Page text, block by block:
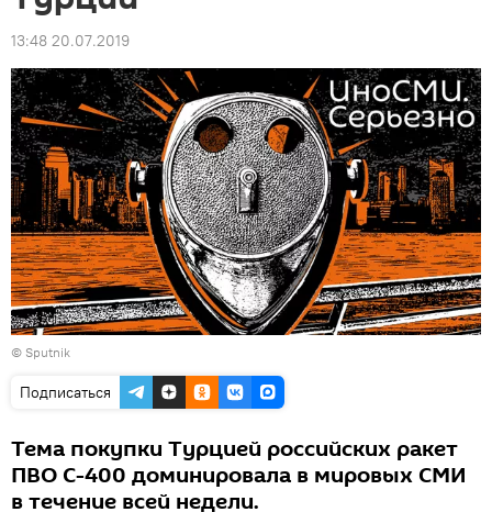
13:48 20.07.2019
© Sputnik
Подписаться
Тема покупки Турцией российских ракет
ПВО С-400 доминировала в мировых СМИ
в течение всей недели.